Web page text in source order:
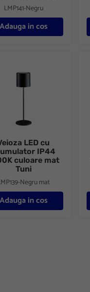
LMP141-Negru
Adauga in cos
LED cu
IP44
culoare mat
Tuni
Negru mat
Adauga in cos